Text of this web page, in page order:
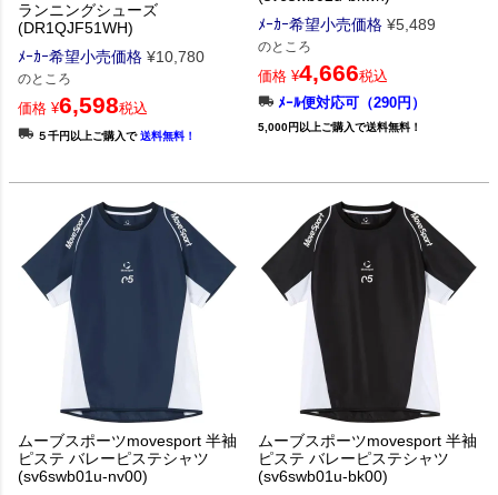
ランニングシューズ
(DR1QJF51WH)
ﾒｰｶｰ希望小売価格 ¥10,780
のところ
価格 ¥6,598税込
５千円以上ご購入で送料無料！
ﾒｰｶｰ希望小売価格 ¥5,489
のところ
価格 ¥4,666税込
ﾒｰﾙ便対応可（290円）
5,000円以上ご購入で送料無料！
ムーブスポーツmovesport 半袖
ピステ バレーピステシャツ
(sv6swb01u-nv00)
ムーブスポーツmovesport 半袖
ピステ バレーピステシャツ
(sv6swb01u-bk00)